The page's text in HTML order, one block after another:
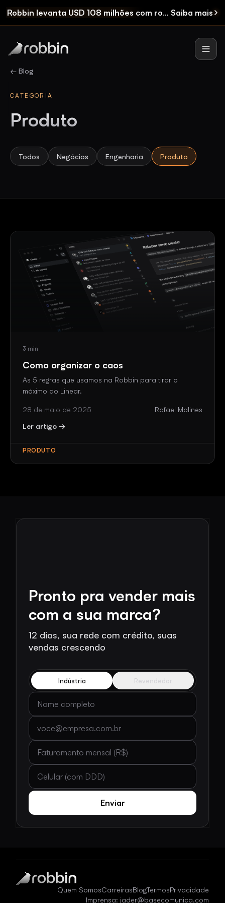
Robbin levanta USD 108 milhões com rodada Seed e FIDC Saiba mais
Robbin
← Blog
CATEGORIA
Produto
Todos Negócios Engenharia Produto
3 min
Como organizar o caos
As 5 regras que usamos na Robbin para tirar o
máximo do Linear.
28 de maio de 2025 Rafael Molines
Ler artigo →
PRODUTO
Pronto pra vender mais
com a sua marca?
12 dias, sua rede com crédito, suas
vendas crescendo
Indústria Revendedor
Nome completo
E-mail
Faturamento mensal (R$)
Celular (com DDD)
Enviar
Quem SomosCarreirasBlogTermosPrivacidade
Imprensa: jader@basecomunica.com